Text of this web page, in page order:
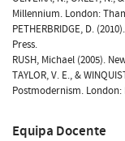
Millennium. London:
PETHERBRIDGE, D.
Press.
RUSH, Michael (2005).
TAYLOR, V. E., &
Postmodernism. London:
Equipa Docente